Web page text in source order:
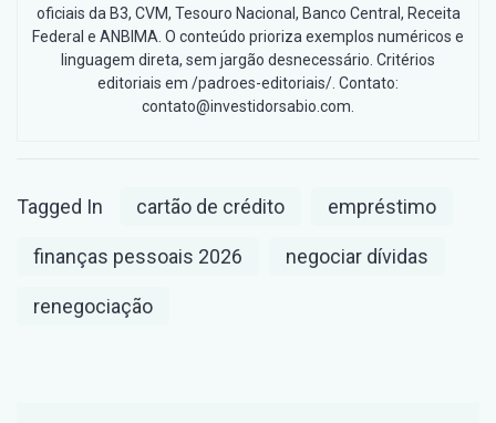
oficiais da B3, CVM, Tesouro Nacional, Banco Central, Receita
Federal e ANBIMA. O conteúdo prioriza exemplos numéricos e
linguagem direta, sem jargão desnecessário. Critérios
editoriais em /padroes-editoriais/. Contato:
contato@investidorsabio.com.
Tagged In cartão de crédito empréstimo
finanças pessoais 2026 negociar dívidas
renegociação